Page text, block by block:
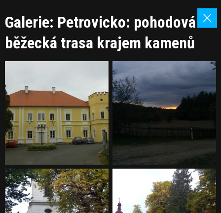
Galerie: Petrovicko: pohodová
běžecká trasa krajem kamenů